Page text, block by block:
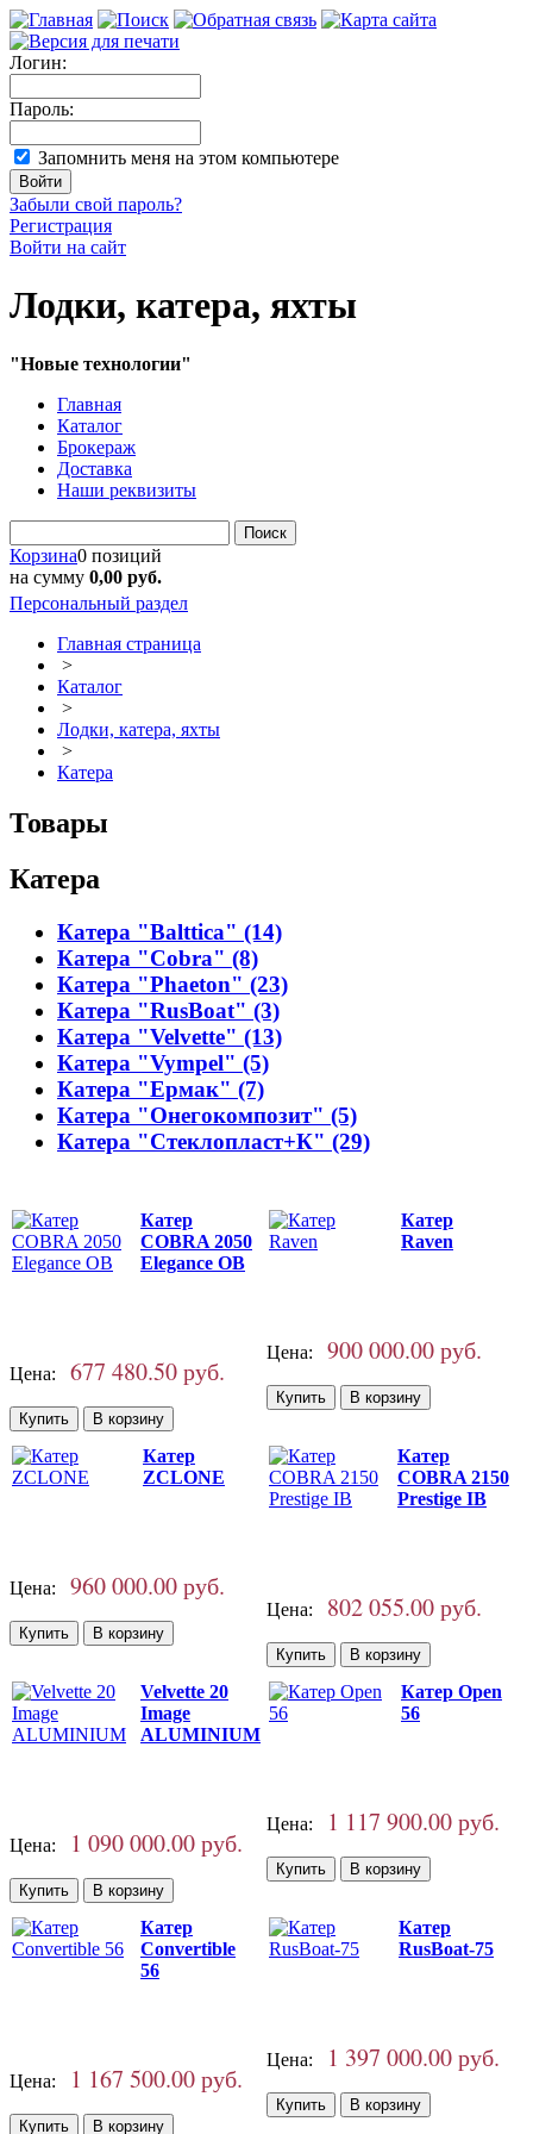
Логин:
Пароль:
Запомнить меня на этом компьютере
Забыли свой пароль?
Регистрация
Войти на сайт
Лодки, катера, яхты
"Новые технологии"
Главная
Каталог
Брокераж
Доставка
Наши реквизиты
Поиск
Корзина0 позиций
на сумму 0,00 руб.
Персональный раздел
Главная страница
>
Каталог
>
Лодки, катера, яхты
>
Катера
Товары
Катера
Катера "Balttica" (14)
Катера "Cobra" (8)
Катера "Phaeton" (23)
Катера "RusBoat" (3)
Катера "Velvette" (13)
Катера "Vympel" (5)
Катера "Ермак" (7)
Катера "Онегокомпозит" (5)
Катера "Стеклопласт+К" (29)
Катер
COBRA 2050
Elegance OB
Цена: 677 480.50 руб.
Катер
Raven
Цена: 900 000.00 руб.
Катер
ZCLONE
Цена: 960 000.00 руб.
Катер
СOBRA 2150
Prestige IB
Цена: 802 055.00 руб.
Velvette 20
Image
ALUMINIUM
Цена: 1 090 000.00 руб.
Катер Open
56
Цена: 1 117 900.00 руб.
Катер
Convertible
56
Цена: 1 167 500.00 руб.
Катер
RusBoat-75
Цена: 1 397 000.00 руб.